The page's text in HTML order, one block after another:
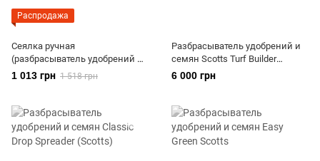
Распродажа
Сеялка ручная
(разбрасыватель удобрений и
семян) Handy Pro
1 013 грн 1 518 грн
Разбрасыватель удобрений и
семян Scotts Turf Builder
EdgeGuard DLX
6 000 грн